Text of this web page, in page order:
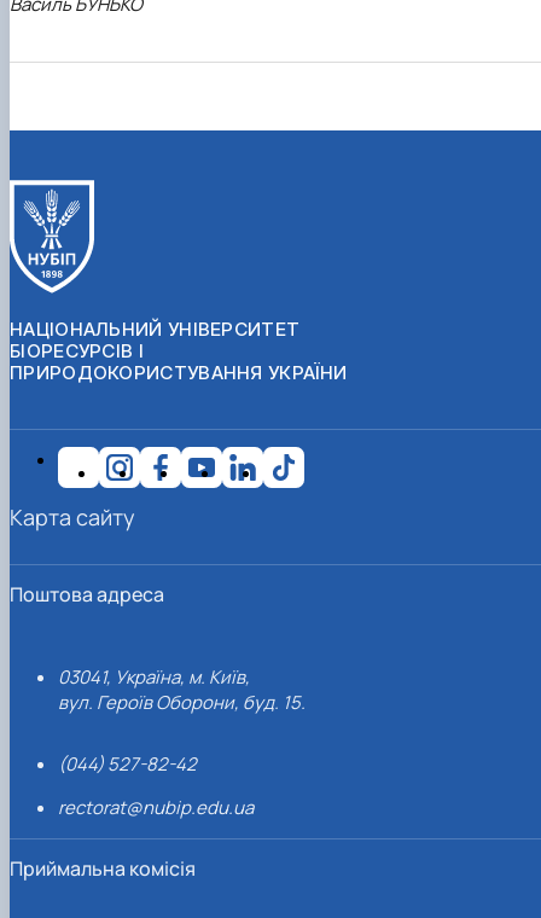
НАЦІОНАЛЬНИЙ УНІВЕРСИТЕТ
БІОРЕСУРСІВ І
ПРИРОДОКОРИСТУВАННЯ УКРАЇНИ
Поштова адреса
03041, Україна, м. Київ,
вул. Героїв Оборони, буд. 15.
(044) 527-82-42
rectorat@nubip.edu.ua
Приймальна комісія
Карта сайту